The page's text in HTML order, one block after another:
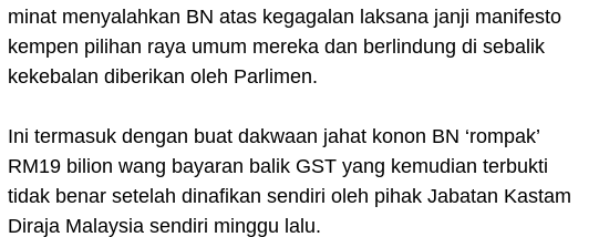
minat menyalahkan BN atas kegagalan laksana janji manifesto
kempen pilihan raya umum mereka dan berlindung di sebalik
kekebalan diberikan oleh Parlimen.
Ini termasuk dengan buat dakwaan jahat konon BN ‘rompak’
RM19 bilion wang bayaran balik GST yang kemudian terbukti
tidak benar setelah dinafikan sendiri oleh pihak Jabatan Kastam
Diraja Malaysia sendiri minggu lalu.